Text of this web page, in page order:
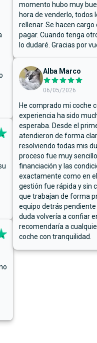
momento hubo muy
hora de venderlo, todos
rellenar. Se hacen cargo
pagar. Cuando tenga
lo dudaré. Gracias por
Alba Marco
06/05/2026
He comprado mi coche
experiencia ha sido
esperaba. Desde el
atendieron de forma
resolviendo todas mis
proceso fue muy
financiación y las
exactamente como en
gestión fue rápida y sin
que trabajan de forma
equipo detrás
duda volvería a confiar
recomendaría a
coche con tranquilidad.